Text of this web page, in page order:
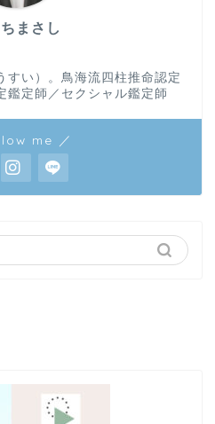
まさし
すい）。鳥海流四柱推命認定
鑑定師／セクシャル鑑定師
me ／